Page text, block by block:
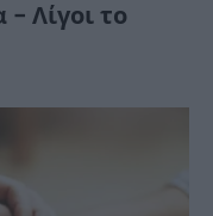
Λίγοι το